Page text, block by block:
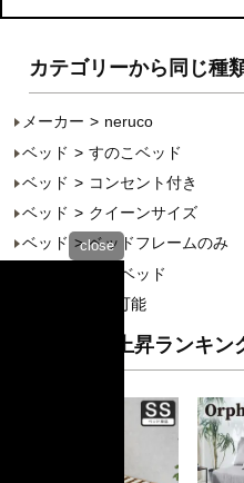
カテゴリーから同じ種
メーカー
neruco
ベッド
すのこベッド
ベッド
コンセント付き
ベッド
クイーンサイズ
ベッド
ベッドフレームのみ
木製ベッド
組立設置利用可能
カテゴリ急上昇ランキン
close